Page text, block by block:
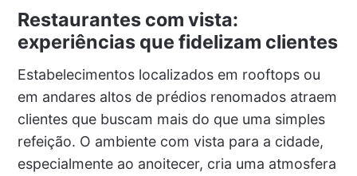
Restaurantes com vista:
experiências que fidelizam clientes
Estabelecimentos localizados em rooftops ou
em andares altos de prédios renomados atraem
clientes que buscam mais do que uma simples
refeição. O ambiente com vista para a cidade,
especialmente ao anoitecer, cria uma atmosfera